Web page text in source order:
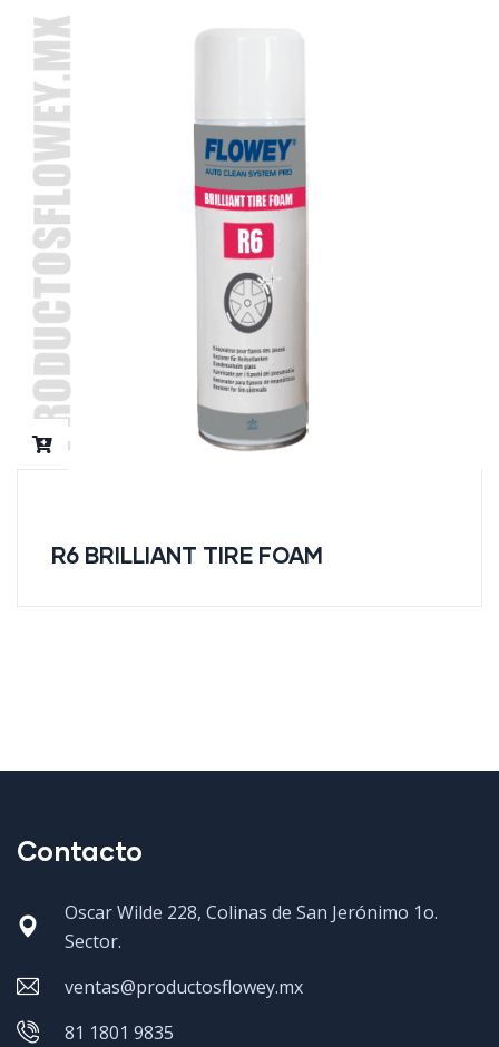
R6 BRILLIANT TIRE FOAM
Contacto
Oscar Wilde 228, Colinas de San Jerónimo 1o.
Sector.
ventas@productosflowey.mx
81 1801 9835